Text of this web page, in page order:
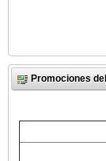
Promociones